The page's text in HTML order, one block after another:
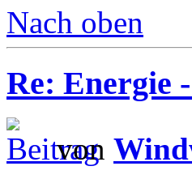
Nach oben
Re: Energie
von